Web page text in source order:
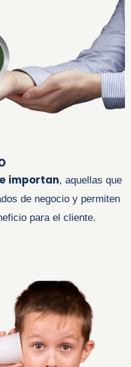
importan, aquellas que
de negocio y permiten
para el cliente.